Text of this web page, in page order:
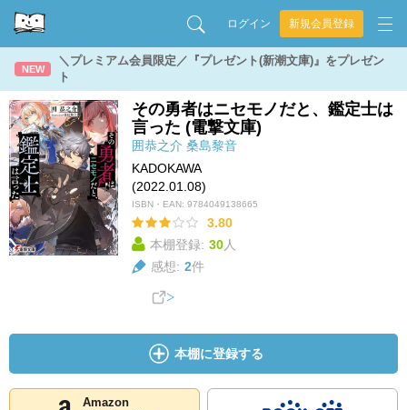
ログイン 新規会員登録
NEW
＼プレミアム会員限定／『プレゼント(新潮文庫)』をプレゼン
ト
その勇者はニセモノだと、鑑定士は
言った (電撃文庫)
囲恭之介 桑島黎音
KADOKAWA
(2022.01.08)
ISBN・EAN: 9784049138665
3.80
本棚登録: 30人
感想: 2件
本棚に登録する
Amazon